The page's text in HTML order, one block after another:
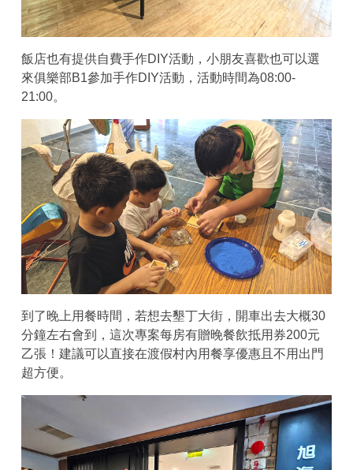
飯店也有提供自費手作DIY活動，小朋友喜歡也可以選
來俱樂部B1參加手作DIY活動，活動時間為08:00-
21:00。
到了晚上用餐時間，若想去墾丁大街，開車出去大概30
分鐘左右會到，這次專案每房有贈晚餐飲抵用券200元
乙張！建議可以直接在渡假村內用餐享優惠且不用出門
超方便。